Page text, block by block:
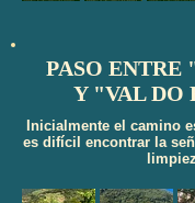
PASO ENTRE
Y "VAL DO
Inicialmente el camino
es difícil encontrar la